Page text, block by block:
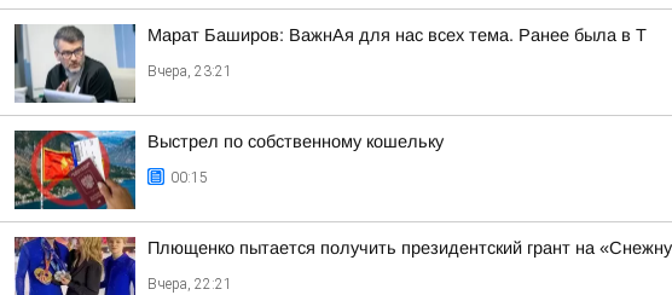
Марат Баширов: ВажнАя для нас всех тема. Ранее была в Т
Вчера, 23:21
Выстрел по собственному кошельку
00:15
Плющенко пытается получить президентский грант на
Вчера, 22:21